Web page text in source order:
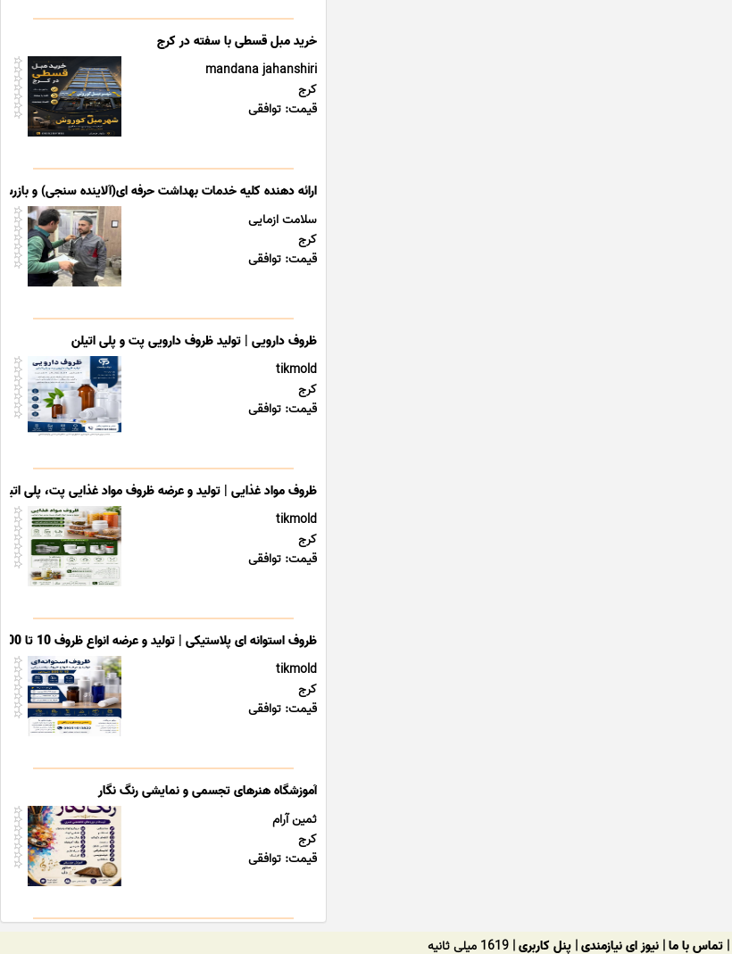
خرید مبل قسطی با سفته در کرج
mandana jahanshiri
کرج
قیمت: توافقی
ارائه دهنده کلیه خدمات بهداشت حرفه ای(آلاینده سنجی) و
سلامت ازمایی
کرج
قیمت: توافقی
ظروف دارویی | تولید ظروف دارویی پت و پلی اتیلن
tikmold
کرج
قیمت: توافقی
ظروف مواد غذایی | تولید و عرضه ظروف مواد غذایی پت، پلی
tikmold
کرج
قیمت: توافقی
ظروف استوانه ای پلاستیکی | تولید و عرضه انواع ظروف 10 تا 500 سی سی
tikmold
کرج
قیمت: توافقی
آموزشگاه هنرهای تجسمی و نمایشی رنگ نگار
ثمین آرام
کرج
قیمت: توافقی
|تماس با ما|نیوز ای نیازمندی|پنل کاربری| 1619 میلی ثانیه